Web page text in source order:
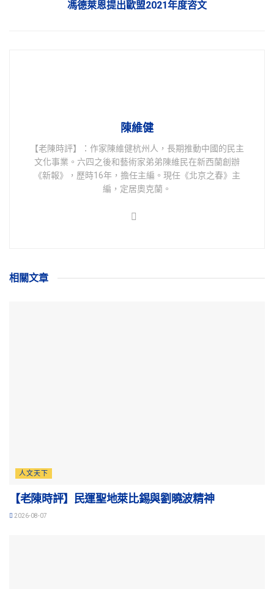
馮德萊恩提出歐盟2021年度咨文
陳維健
【老陳時評】：作家陳維健杭州人，長期推動中國的民主
文化事業。六四之後和藝術家弟弟陳維民在新西蘭創辦
《新報》，歷時16年，擔任主編。現任《北京之春》主
編，定居奧克蘭。
相關文章
人文天下
【老陳時評】民運聖地萊比錫與劉曉波精神
2026-08-07